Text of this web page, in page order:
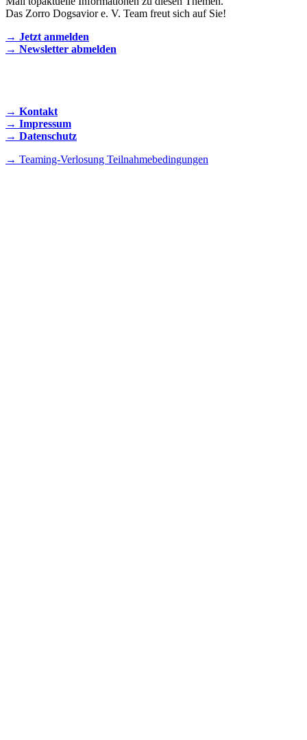
Das Zorro Dogsavior e. V. Team freut sich auf Sie!
→ Jetzt anmelden
→ Newsletter abmelden
→ Kontakt
→ Impressum
→ Datenschutz
→ Teaming-Verlosung Teilnahmebedingungen